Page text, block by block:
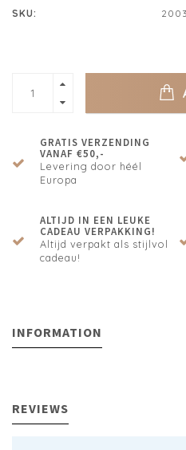
SKU: 2003
GRATIS VERZENDING
VANAF €50,-
Levering door héél
Europa
ALTIJD IN EEN LEUKE
CADEAU VERPAKKING!
Altijd verpakt als stijlvol
cadeau!
INFORMATION
REVIEWS